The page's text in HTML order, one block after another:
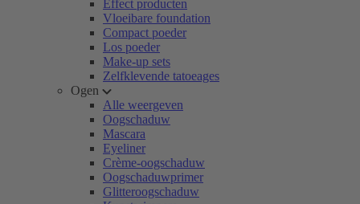
Effect producten
Vloeibare foundation
Compact poeder
Los poeder
Make-up sets
Zelfklevende tatoeages
Ogen
Alle weergeven
Oogschaduw
Mascara
Eyeliner
Crème-oogschaduw
Oogschaduwprimer
Glitteroogschaduw